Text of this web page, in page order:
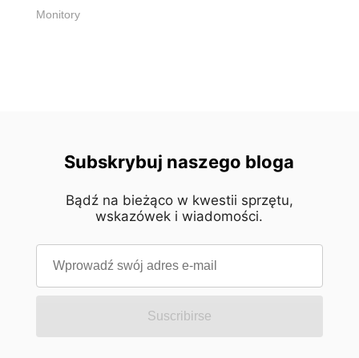
Monitory
Subskrybuj naszego bloga
Bądź na bieżąco w kwestii sprzętu,
wskazówek i wiadomości.
Suscribirse